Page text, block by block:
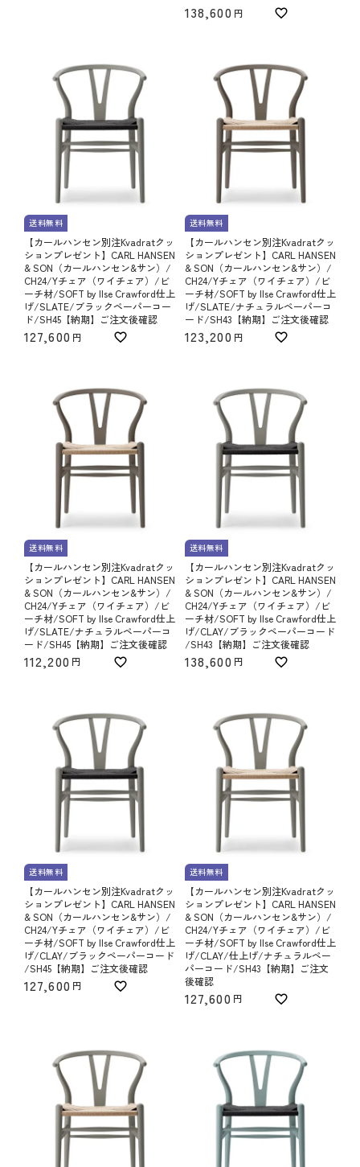
138,600
送料無料
【カールハンセン別注Kvadratクッ
ションプレゼント】CARL HANSEN
& SON（カールハンセン&サン）/
CH24/Yチェア（ワイチェア）/ビ
ーチ材/SOFT by Ilse Crawford仕上
げ/SLATE/ブラックペーパーコー
ド/SH45【納期】ご注文後確認
127,600
送料無料
【カールハンセン別注Kvadratクッ
ションプレゼント】CARL HANSEN
& SON（カールハンセン&サン）/
CH24/Yチェア（ワイチェア）/ビ
ーチ材/SOFT by Ilse Crawford仕上
げ/SLATE/ナチュラルペーパーコ
ード/SH43【納期】ご注文後確認
123,200
送料無料
【カールハンセン別注Kvadratクッ
ションプレゼント】CARL HANSEN
& SON（カールハンセン&サン）/
CH24/Yチェア（ワイチェア）/ビ
ーチ材/SOFT by Ilse Crawford仕上
げ/SLATE/ナチュラルペーパーコ
ード/SH45【納期】ご注文後確認
112,200
送料無料
【カールハンセン別注Kvadratクッ
ションプレゼント】CARL HANSEN
& SON（カールハンセン&サン）/
CH24/Yチェア（ワイチェア）/ビ
ーチ材/SOFT by Ilse Crawford仕上
げ/CLAY/ブラックペーパーコード
/SH43【納期】ご注文後確認
138,600
送料無料
【カールハンセン別注Kvadratクッ
ションプレゼント】CARL HANSEN
& SON（カールハンセン&サン）/
CH24/Yチェア（ワイチェア）/ビ
ーチ材/SOFT by Ilse Crawford仕上
げ/CLAY/ブラックペーパーコード
/SH45【納期】ご注文後確認
127,600
送料無料
【カールハンセン別注Kvadratクッ
ションプレゼント】CARL HANSEN
& SON（カールハンセン&サン）/
CH24/Yチェア（ワイチェア）/ビ
ーチ材/SOFT by Ilse Crawford仕上
げ/CLAY/仕上げ/ナチュラルペー
パーコード/SH43【納期】ご注文
後確認
127,600